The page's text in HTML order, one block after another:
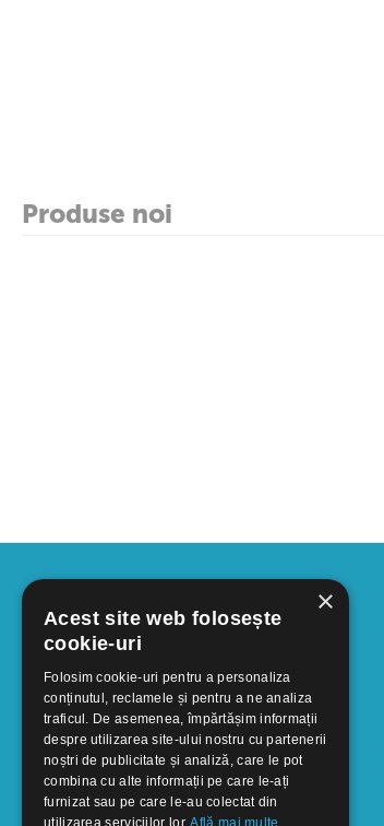
Produse noi
Contul meu
Autentificare
×
Acest site web folosește
cookie-uri
Folosim cookie-uri pentru a personaliza
conținutul, reclamele și pentru a ne analiza
traficul. De asemenea, împărtășim informații
despre utilizarea site-ului nostru cu partenerii
noștri de publicitate și analiză, care le pot
combina cu alte informații pe care le-ați
furnizat sau pe care le-au colectat din
utilizarea serviciilor lor.Află mai multe